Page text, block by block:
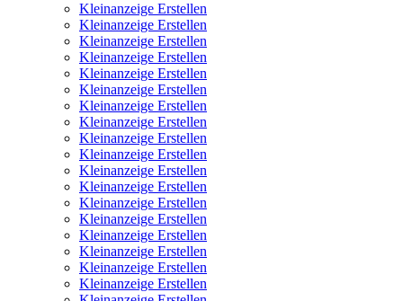
Kleinanzeige Erstellen
Kleinanzeige Erstellen
Kleinanzeige Erstellen
Kleinanzeige Erstellen
Kleinanzeige Erstellen
Kleinanzeige Erstellen
Kleinanzeige Erstellen
Kleinanzeige Erstellen
Kleinanzeige Erstellen
Kleinanzeige Erstellen
Kleinanzeige Erstellen
Kleinanzeige Erstellen
Kleinanzeige Erstellen
Kleinanzeige Erstellen
Kleinanzeige Erstellen
Kleinanzeige Erstellen
Kleinanzeige Erstellen
Kleinanzeige Erstellen